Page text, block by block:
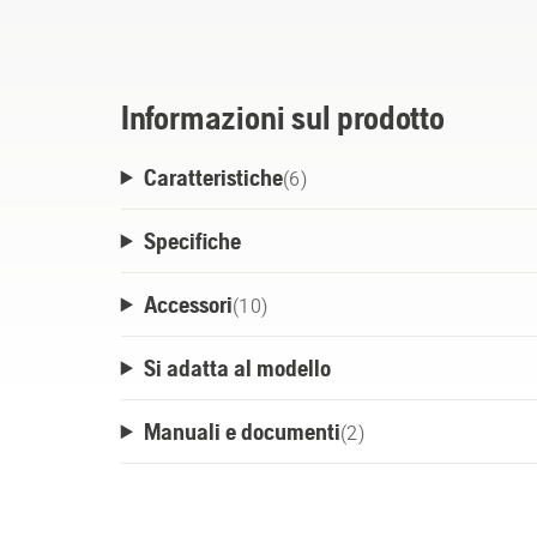
uno scaffale o può essere facilmente
Informazioni sul prodotto
Caratteristiche(6)
Specifiche
Accessori(10)
Si adatta al modello
Manuali e documenti(2)